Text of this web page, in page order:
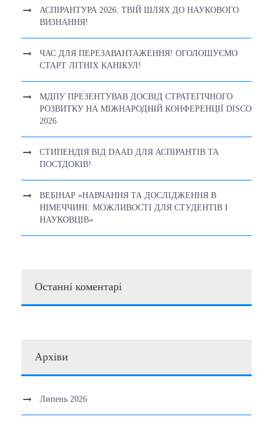
АСПІРАНТУРА 2026: ТВІЙ ШЛЯХ ДО НАУКОВОГО
ВИЗНАННЯ!
ЧАС ДЛЯ ПЕРЕЗАВАНТАЖЕННЯ! ОГОЛОШУЄМО
СТАРТ ЛІТНІХ КАНІКУЛ!
МДПУ ПРЕЗЕНТУВАВ ДОСВІД СТРАТЕГІЧНОГО
РОЗВИТКУ НА МІЖНАРОДНІЙ КОНФЕРЕНЦІЇ DISCO
2026
СТИПЕНДІЯ ВІД DAAD ДЛЯ АСПІРАНТІВ ТА
ПОСТДОКІВ!
ВЕБІНАР «НАВЧАННЯ ТА ДОСЛІДЖЕННЯ В
НІМЕЧЧИНІ: МОЖЛИВОСТІ ДЛЯ СТУДЕНТІВ І
НАУКОВЦІВ»
Останні коментарі
Архіви
Липень 2026